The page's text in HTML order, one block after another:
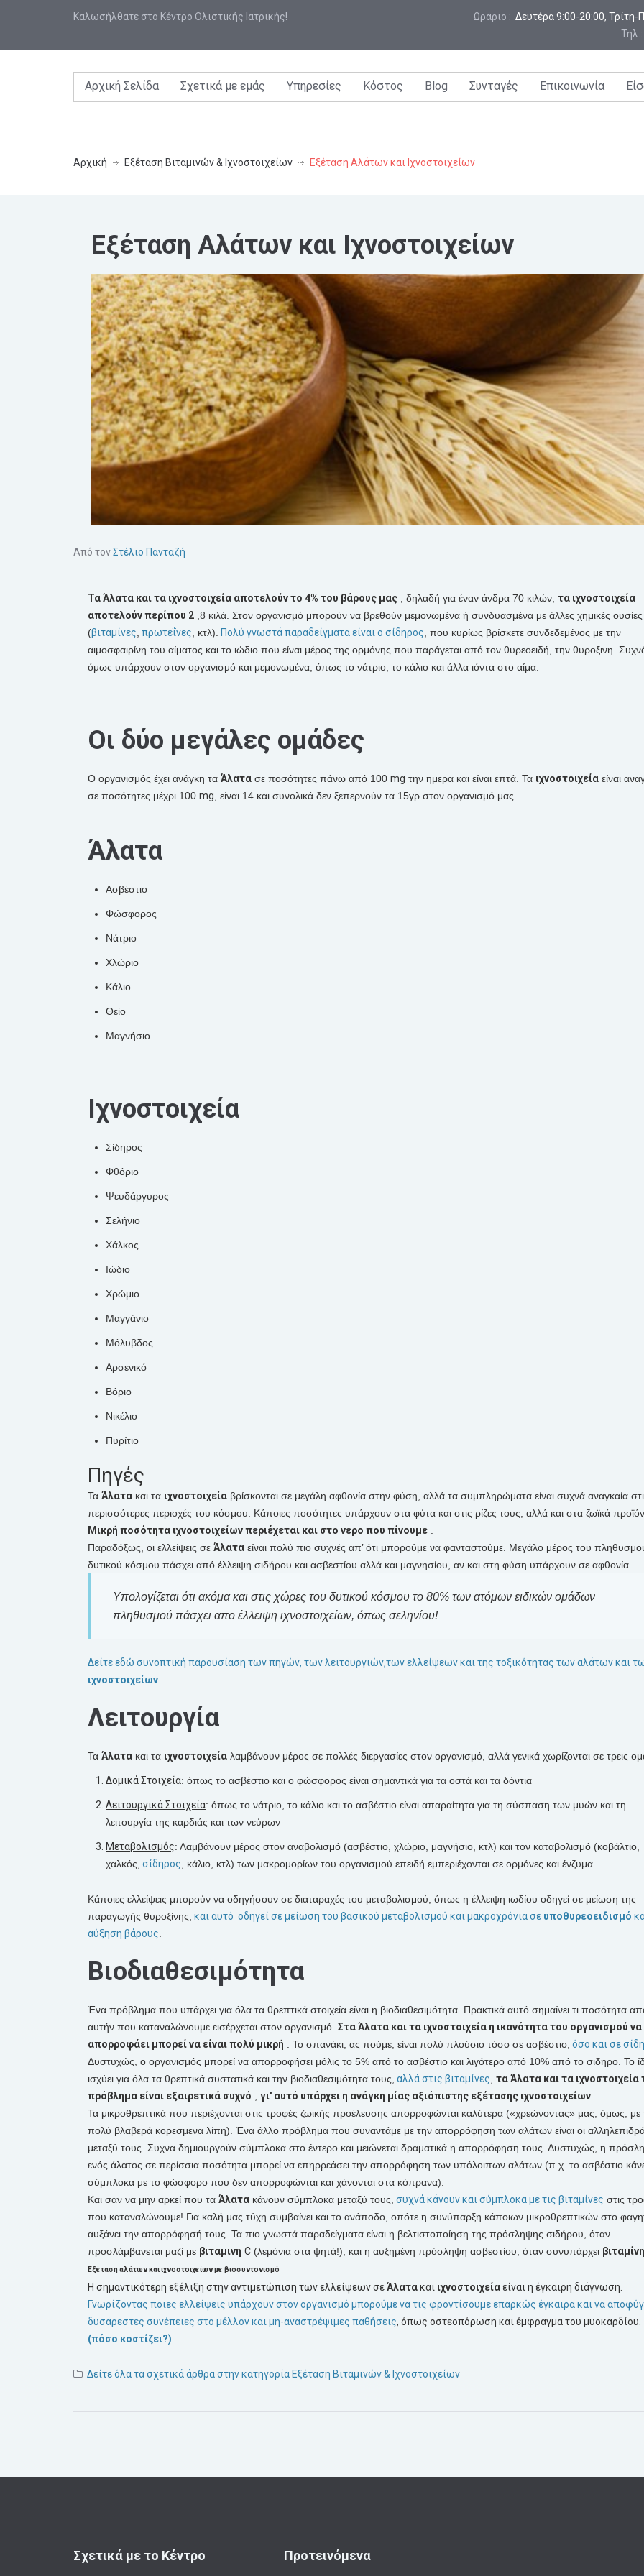
Καλωσήλθατε στο Κέντρο Ολιστικής Ιατρικής! Ωράριο : Δευτέρα 9:00-20:00,
Τηλ.:
Αρχική Σελίδα Σχετικά με εμάς Υπηρεσίες Κόστος Blog Συνταγές Επικοινωνία
Αρχική Εξέταση Βιταμινών & Ιχνοστοιχείων Εξέταση Αλάτων και Ιχνοστοιχείων
Εξέταση Αλάτων και Ιχνοστοιχείων
Από τονΣτέλιο Πανταζή
ΤαΆλατα και τα ιχνοστοιχεία αποτελούν το 4% του βάρους μας , δηλαδή για έναν άνδρα 70 κιλών, τα ιχνοστοιχεία
αποτελούν περίπου 2 ,8 κιλά. Στον οργανισμό μπορούν να βρεθούν μεμονωμένα ή συνδυασμένα με άλλες χημικές ουσίες
(βιταμίνες πρωτεΐνες , κτλ). Πολύ γνωστά παραδείγματα είναι ο σίδηρος , που κυρίως βρίσκετε συνδεδεμένος με την
αιμοσφαιρίνη του αίματος και το ιώδιο που είναι μέρος της ορμόνης που παράγεται από τον θυρεοειδή, την θυροξινη.
όμως υπάρχουν στον οργανισμό και μεμονωμένα, όπως το νάτριο, το κάλιο και άλλα ιόντα στο αίμα.
Οι δύο μεγάλες ομάδες
Ο οργανισμός έχει ανάγκη τα Άλατα σε ποσότητες πάνω από 100 mg την ημερα και είναι επτά. Τα ιχνοστοιχεία είναι
σε ποσότητες μέχρι 100 mg , είναι 14 και συνολικά δεν ξεπερνούν τα 15γρ στον οργανισμό μας.
Άλατα
Ασβέστιο
Φώσφορος
Νάτριο
Χλώριο
Κάλιο
Θείο
Μαγνήσιο
Ιχνοστοιχεία
Σίδηρος
Φθόριο
Ψευδάργυρος
Σελήνιο
Χάλκος
Ιώδιο
Χρώμιο
Μαγγάνιο
Μόλυβδος
Αρσενικό
Βόριο
Νικέλιο
Πυρίτιο
Πηγές
Τα Άλατα και τα ιχνοστοιχεία βρίσκονται σε μεγάλη αφθονία στην φύση, αλλά τα συμπληρώματα είναι συχνά αναγκαία
περισσότερες περιοχές του κόσμου. Κάποιες ποσότητες υπάρχουν στα φύτα και στις ρίζες τους, αλλά και στα ζωϊκά
Μικρή ποσότητα ιχνοστοιχείωνπεριέχεται και στο νερο που πίνουμε
Παραδόξως, οι ελλείψεις σε Άλατα είναι πολύ πιο συχνές απ’ ότι μπορούμε να φανταστούμε. Μεγάλο μέρος του
δυτικού κόσμου πάσχει από έλλειψη σιδήρου και ασβεστίου αλλά και μαγνησίου, αν και στη φύση υπάρχουν σε αφθονία.
Υπολογίζεται ότι ακόμα και στις χώρες του δυτικού κόσμου το 80% των ατόμων ειδικών ομάδων
πληθυσμού πάσχει απο έλλειψη ιχνοστοιχείων, όπως σεληνίου!
Δείτε εδώ συνοπτική παρουσίαση των πηγών, των λειτουργιών,των ελλείψεων και της τοξικότητας των αλάτων και
ιχνοστοιχείων
Λειτουργία
Τα Άλατα και τα ιχνοστοιχεία λαμβάνουν μέρος σε πολλές διεργασίες στον οργανισμό, αλλά γενικά χωρίζονται σε τρεις
Δομικά Στοιχεία: όπως το ασβέστιο και ο φώσφορος είναι σημαντικά για τα οστά και τα δόντια
Λειτουργικά Στοιχεία: όπως το νάτριο, το κάλιο και το ασβέστιο είναι απαραίτητα για τη σύσπαση των μυών και τη
λειτουργία της καρδιάς και των νεύρων
Μεταβολισμός: Λαμβάνουν μέρος στον αναβολισμό (ασβέστιο, χλώριο, μαγνήσιο, κτλ) και τον καταβολισμό (κοβάλτιο,
χαλκός, σίδηρος , κάλιο, κτλ) των μακρομορίων του οργανισμού επειδή εμπεριέχονται σε ορμόνες και ένζυμα.
Κάποιες ελλείψεις μπορούν να οδηγήσουν σε διαταραχές του μεταβολισμού, όπως η έλλειψη ιωδίου οδηγεί σε μείωση της
παραγωγής θυροξίνης, και αυτό οδηγεί σε μείωση του βασικού μεταβολισμού και μακροχρόνια σε υποθυρεοειδισμό
αύξηση βάρους
Βιοδιαθεσιμότητα
Ένα πρόβλημα που υπάρχει για όλα τα θρεπτικά στοιχεία είναι η βιοδιαθεσιμότητα. Πρακτικά αυτό σημαίνει τι ποσότητα
αυτήν που καταναλώνουμε εισέρχεται στον οργανισμό. ΣταΆλατα και τα ιχνοστοιχεία η ικανότητα του οργανισμού να
απορροφάει μπορεί να είναι πολύ μικρή . Το σπανάκι, ας πούμε, είναι πολύ πλούσιο τόσο σε ασβέστιο, όσο και σε
Δυστυχώς, ο οργανισμός μπορεί να απορροφήσει μόλις το 5% από το ασβέστιο και λιγότερο από 10% από το σιδηρο. Το
ισχύει για όλα τα θρεπτικά συστατικά και την βιοδιαθεσιμότητα τους, αλλά στις βιταμίνες ταΆλατα και τα ιχνοστοιχεία
πρόβλημα είναι εξαιρετικά συχνό
γι' αυτό υπάρχει η ανάγκη μίας αξιόπιστης εξέτασης ιχνοστοιχείων
Τα μικροθρεπτικά που περιέχονται στις τροφές ζωικής προέλευσης απορροφώνται καλύτερα («χρεώνοντας» μας, όμως, με
πολύ βλαβερά κορεσμενα λίπη). Ένα άλλο πρόβλημα που συναντάμε με την απορρόφηση των αλάτων είναι οι
μεταξύ τους. Συχνα δημιουργούν σύμπλοκα στο έντερο και μειώνεται δραματικά η απορρόφηση τους. Δυστυχώς, η
ενός άλατος σε περίσσια ποσότητα μπορεί να επηρρεάσει την απορρόφηση των υπόλοιπων αλάτων (π.χ. το ασβέστιο
σύμπλοκα με το φώσφορο που δεν απορροφώνται και χάνονται στα κόπρανα).
Και σαν να μην αρκεί που τα Άλατα κάνουν σύμπλοκα μεταξύ τους, συχνά κάνουν και σύμπλοκα με τις βιταμίνες στις
που καταναλώνουμε! Για καλή μας τύχη συμβαίνει και το ανάποδο, οπότε η συνύπαρξη κάποιων μικροθρεπτικών στο
αυξάνει την απορρόφησή τους. Τα πιο γνωστά παραδείγματα είναι η βελτιστοποίηση της πρόσληψης σιδήρου, όταν
προσλάμβανεται μαζί με βιταμινη C (λεμόνια στα ψητά!), και η αυξημένη πρόσληψη ασβεστίου, όταν συνυπάρχει βιταμίνη
Εξέταση αλάτων καιιχνοστοιχείωνμε βιοσυντονισμό
Η σημαντικότερη εξέλιξη στην αντιμετώπιση των ελλείψεων σεΆλατακαι ιχνοστοιχείαείναι η έγκαιρη διάγνωση.
Γνωρίζοντας ποιες ελλείψεις υπάρχουν στον οργανισμό μπορούμε να τις φροντίσουμε επαρκώς έγκαιρα και να
δυσάρεστες συνέπειες στο μέλλον και μη-αναστρέψιμες παθήσεις, όπως οστεοπόρωση και έμφραγμα του μυοκαρδίου.
(πόσο κοστίζει?)
Δείτε όλα τα σχετικά άρθρα στην κατηγορία Εξέταση Βιταμινών & Ιχνοστοιχείων
Σχετικά με το Κέντρο Προτεινόμενα